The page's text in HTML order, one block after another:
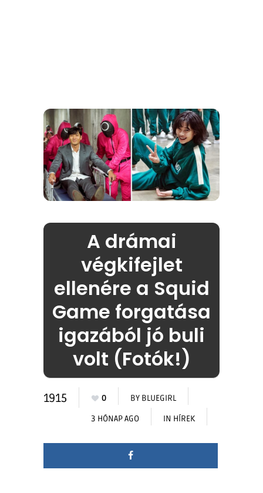
A drámai
végkifejlet
ellenére a Squid
Game forgatása
igazából jó buli
volt (Fotók!)
1915 0 BY BLUEGIRL
3 HÓNAP AGO IN HÍREK